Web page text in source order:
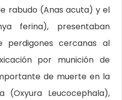
rabudo (Anas acuta) y el
ferina), presentaban
perdigones cercanas al
por munición de
de muerte en la
(Oxyura Leucocephala),